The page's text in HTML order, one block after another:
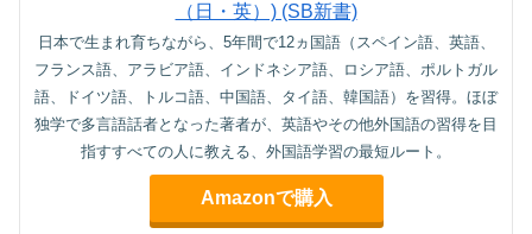
（日・英）) (SB新書)
日本で生まれ育ちながら、5年間で12ヵ国語（スペイン語、英語、
フランス語、アラビア語、インドネシア語、ロシア語、ポルトガル
語、ドイツ語、トルコ語、中国語、タイ語、韓国語）を習得。ほぼ
独学で多言語話者となった著者が、英語やその他外国語の習得を目
指すすべての人に教える、外国語学習の最短ルート。
Amazonで購入